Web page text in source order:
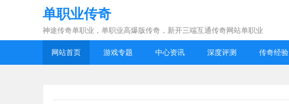
单职业传奇
神途传奇单职业，单职业高爆版传奇，新开三端互通传奇网站单职业
网站首页 游戏专题 中心资讯 深度评测 传奇经验